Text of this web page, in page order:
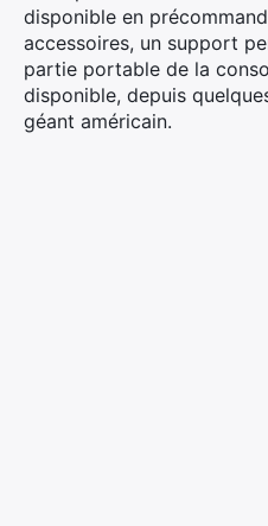
disponible en
accessoires, un support
partie portable de la
disponible, depuis
géant américain.